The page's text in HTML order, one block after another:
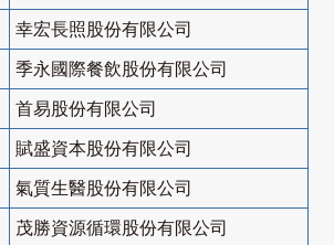
幸宏長照股份有限公司
季永國際餐飲股份有限公司
首易股份有限公司
賦盛資本股份有限公司
氣質生醫股份有限公司
茂勝資源循環股份有限公司